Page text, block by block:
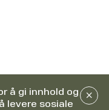
å gi innhold og
levere sosiale